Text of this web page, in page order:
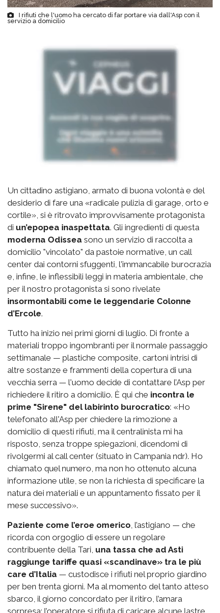
I rifiuti che l'uomo ha cercato di far portare via dall'Asp con il
servizio a domicilio
Un cittadino astigiano, armato di buona volontà e del
desiderio di fare una «radicale pulizia di garage, orto e
cortile», si è ritrovato improvvisamente protagonista
di un’epopea inaspettata. Gli ingredienti di questa
moderna Odissea sono un servizio di raccolta a
domicilio "vincolato" da pastoie normative, un call
center dai contorni sfuggenti, l'immancabile burocrazia
e, infine, le inflessibili leggi in materia ambientale, che
per il nostro protagonista si sono rivelate
insormontabili come le leggendarie Colonne
d’Ercole.
Tutto ha inizio nei primi giorni di luglio. Di fronte a
materiali troppo ingombranti per il normale passaggio
settimanale — plastiche composite, cartoni intrisi di
altre sostanze e frammenti della copertura di una
vecchia serra — l'uomo decide di contattare l’Asp per
richiedere il ritiro a domicilio. È qui che incontra le
prime "Sirene" del labirinto burocratico: «Ho
telefonato all'Asp per chiedere la rimozione a
domicilio di questi rifiuti, ma il centralinista mi ha
risposto, senza troppe spiegazioni, dicendomi di
rivolgermi al call center (situato in Campania ndr). Ho
chiamato quel numero, ma non ho ottenuto alcuna
informazione utile, se non la richiesta di specificare la
natura dei materiali e un appuntamento fissato per il
mese successivo».
Paziente come l’eroe omerico , l’astigiano — che
ricorda con orgoglio di essere un regolare
contribuente della Tari, una tassa che ad Asti
raggiunge tariffe quasi «scandinave» tra le più
care d’Italia — custodisce i rifiuti nel proprio giardino
per ben trenta giorni. Ma al momento del tanto atteso
sbarco, il giorno concordato per il ritiro, l’amara
sorpresa: l’operatore si rifiuta di caricare alcune lastre